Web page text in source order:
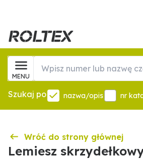
MENU
Szukaj po nazwa/opis nr
Wróć do strony głównej
Lemiesz